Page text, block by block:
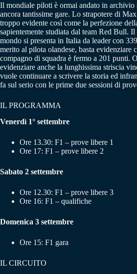
Il mondiale piloti è ormai andato in archivio
ancora tantissime gare. Lo strapotere di
troppo evidente così come la perfezione
sapientemente studiata dal team Red Bull.
mondo si presenta in Italia da leader con
merito al pilota olandese, basta evidenziare
compagno di squadra è fermo a 201 punti.
evidenziare anche la lunghissima striscia
vuole continuare a scrivere la storia ed
fa sul serio con le prime due sessioni di
IL PROGRAMMA
Venerdì 1° settembre
Ore 13.30: F1 – prove libere 1
Ore 17: F1 – prove libere 2
Sabato 2 settembre
Ore 12.30: F1 – prove libere 3
Ore 16: F1 – qualifiche
Domenica 3 settembre
Ore 15: F1 gara
IL CIRCUITO